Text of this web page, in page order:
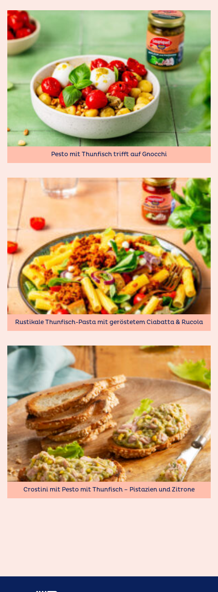
Pesto mit Thunfisch trifft auf Gnocchi
Rustikale Thunﬁsch-Pasta mit geröstetem Ciabatta & Rucola
Crostini mit Pesto mit Thunfisch – Pistazien und Zitrone